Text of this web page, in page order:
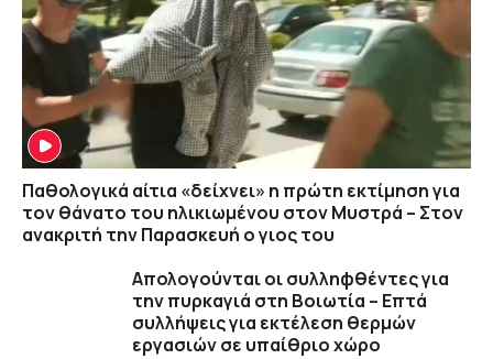
Παθολογικά αίτια «δείχνει» η πρώτη εκτίμηση για
τον θάνατο του ηλικιωμένου στον Μυστρά – Στον
ανακριτή την Παρασκευή ο γιος του
Απολογούνται οι συλληφθέντες για
την πυρκαγιά στη Βοιωτία – Επτά
συλλήψεις για εκτέλεση θερμών
εργασιών σε υπαίθριο χώρο